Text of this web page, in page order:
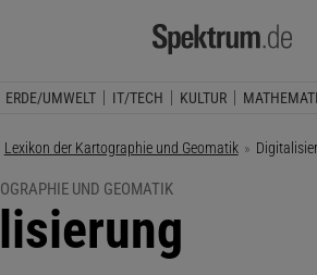
ERDE/UMWELT IT/TECH KULTUR
Lexikon der Kartographie und Geomatik Aktuelle
UND GEOMATIK